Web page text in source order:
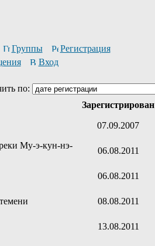
Группы
Регистрация
Вход
по:
Зарегистрирован
07.09.2007
Му-э-кун-нэ-
06.08.2011
06.08.2011
08.08.2011
13.08.2011